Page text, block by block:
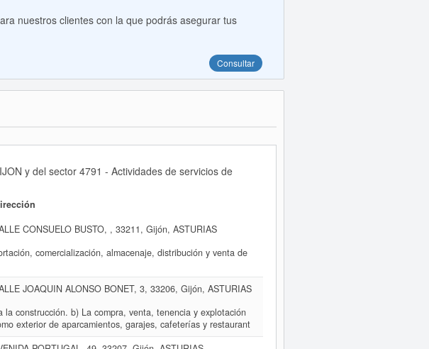
nuestros clientes con la que podrás asegurar tus
Consultar
y del sector 4791 - Actividades de servicios de
CONSUELO BUSTO, , 33211, Gijón, ASTURIAS
comercialización, almacenaje, distribución y venta de
JOAQUIN ALONSO BONET, 3, 33206, Gijón, ASTURIAS
construcción. b) La compra, venta, tenencia y explotación
exterior de aparcamientos, garajes, cafeterías y restaurant